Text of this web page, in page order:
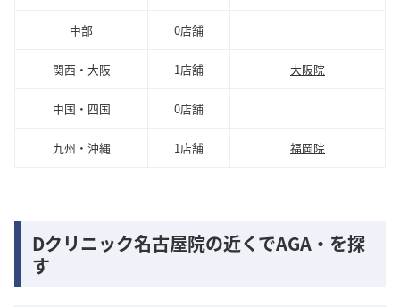
中部 0店舗
関西・大阪 1店舗 大阪院
中国・四国 0店舗
九州・沖縄 1店舗 福岡院
Dクリニック名古屋院の近くでAGA・を探
す